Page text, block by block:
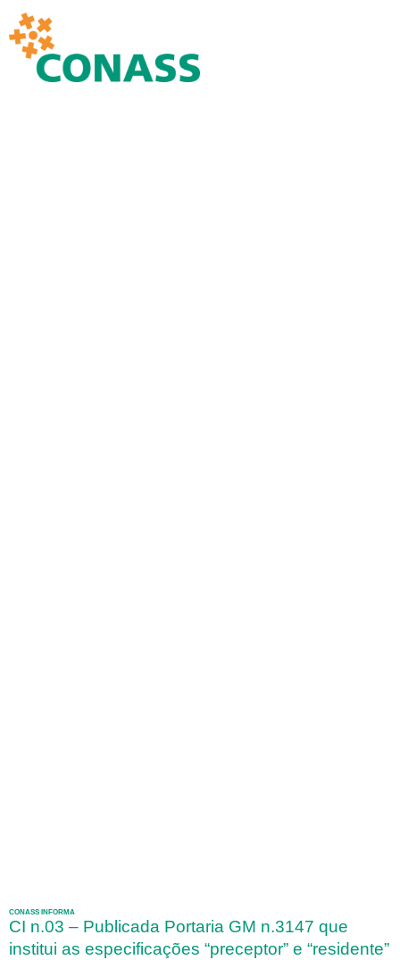
CONASS INFORMA
CI n.03 – Publicada Portaria GM n.3147 que
institui as especificações “preceptor” e “residente”